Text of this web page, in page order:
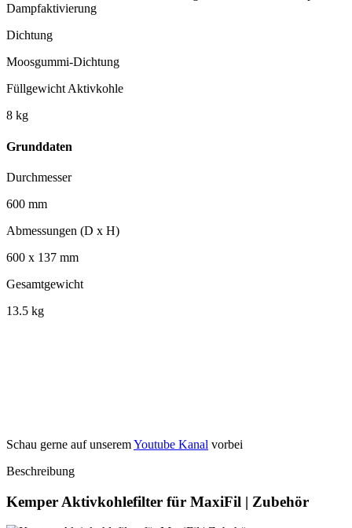
Dampfaktivierung
Dichtung
Moosgummi-Dichtung
Füllgewicht Aktivkohle
8 kg
Grunddaten
Durchmesser
600 mm
Abmessungen (D x H)
600 x 137 mm
Gesamtgewicht
13.5 kg
Schau gerne auf unseremYoutube Kanal vorbei
Beschreibung
Kemper Aktivkohlefilter für MaxiFil | Zubehör